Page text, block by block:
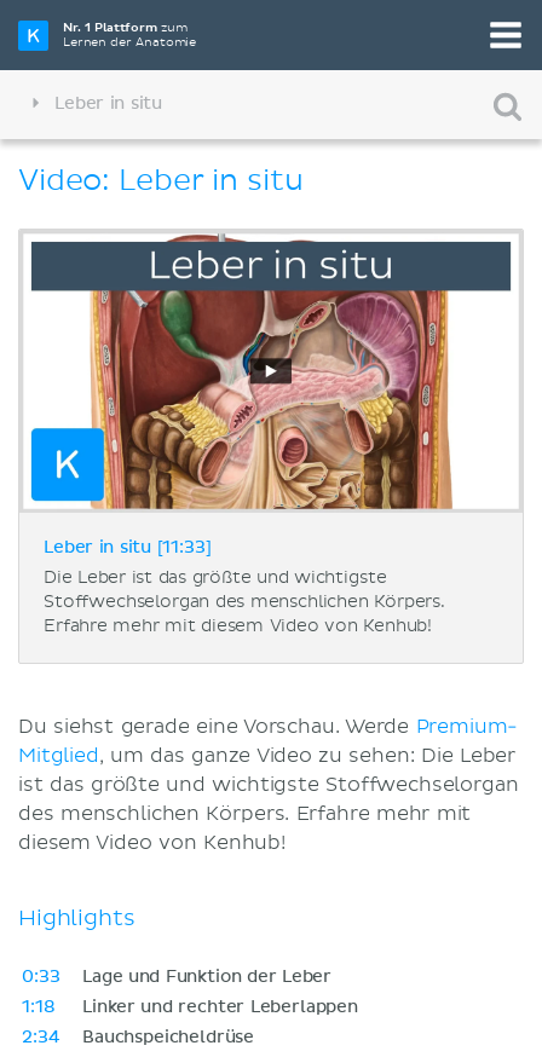
Nr. 1 Plattformzum
Lernen der Anatomie
Leber in situ
Video: Leber in situ
Leber in situ [11:33]
Die Leber ist das größte und wichtigste
Stoffwechselorgan des menschlichen Körpers.
Erfahre mehr mit diesem Video von Kenhub!
Du siehst gerade eine Vorschau. Werde Premium-
Mitglied, um das ganze Video zu sehen: Die Leber
ist das größte und wichtigste Stoffwechselorgan
des menschlichen Körpers. Erfahre mehr mit
diesem Video von Kenhub!
Highlights
0:33
Lage und Funktion der Leber
1:18
Linker und rechter Leberlappen
2:34
Bauchspeicheldrüse